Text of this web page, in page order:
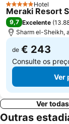
5 EstrelasHotel
Meraki Resort
9,7 Excelente (
Sharm el-Sheikh,
de € 243
Consulte os
Ver
Ver
Outras